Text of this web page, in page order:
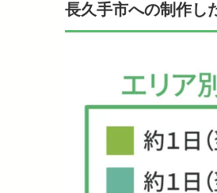
長久手市への制作し